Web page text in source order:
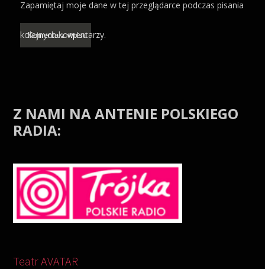
Zapamiętaj moje dane w tej przeglądarce podczas pisania
kolejnych komentarzy.
Z NAMI NA ANTENIE POLSKIEGO
RADIA:
Teatr AVATAR
video